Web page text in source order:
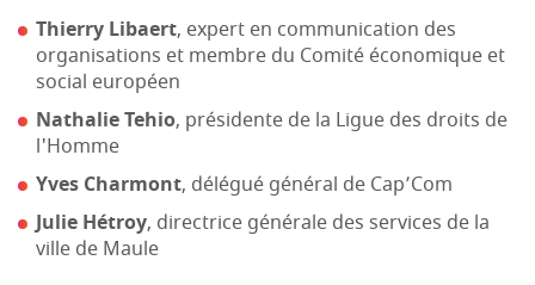
Thierry Libaert, expert en communication des
organisations et membre du Comité économique et
social européen
Nathalie Tehio, présidente de la Ligue des droits de
l'Homme
Yves Charmont, délégué général de Cap’Com
Julie Hétroy, directrice générale des services de la
ville de Maule